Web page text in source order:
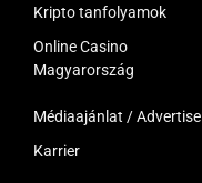
Kripto tanfolyamok
Online Casino
Magyarország
Médiaajánlat / Advertise
Karrier